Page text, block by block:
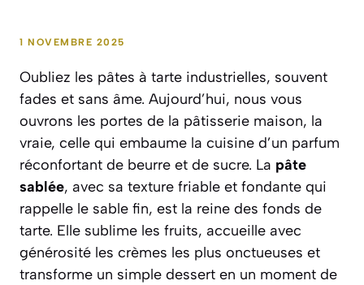
1 NOVEMBRE 2025
Oubliez les pâtes à tarte industrielles, souvent
fades et sans âme. Aujourd’hui, nous vous
ouvrons les portes de la pâtisserie maison, la
vraie, celle qui embaume la cuisine d’un parfum
réconfortant de beurre et de sucre. La pâte
sablée, avec sa texture friable et fondante qui
rappelle le sable fin, est la reine des fonds de
tarte. Elle sublime les fruits, accueille avec
générosité les crèmes les plus onctueuses et
transforme un simple dessert en un moment de